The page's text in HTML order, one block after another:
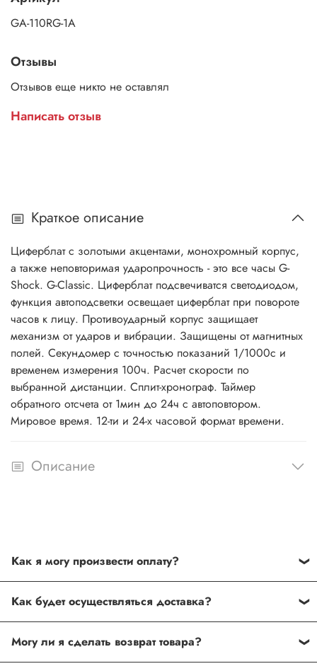
GA-110RG-1A
Отзывы
Отзывов еще никто не оставлял
Написать отзыв
Краткое описание
Циферблат с золотыми акцентами, монохромный корпус,
а также неповторимая ударопрочность - это все часы G-
Shock. G-Classic. Циферблат подсвечиватся светодиодом,
функция автоподсветки освещает циферблат при повороте
часов к лицу. Противоударный корпус защищает
механизм от ударов и вибрации. Защищены от магнитных
полей. Секундомер с точностью показаний 1/1000с и
временем измерения 100ч. Расчет скорости по
выбранной дистанции. Сплит-хронограф. Таймер
обратного отсчета от 1мин до 24ч с автоповтором.
Мировое время. 12-ти и 24-х часовой формат времени.
Описание
Как я могу произвести оплату?
Наличными курьеру в Москве. Оплата после
проверки комплектации товара и его соответствия
заказу. Покупатель имеет право отказаться от оплаты
Как будет осуществляться доставка?
курьер доставит заказ бесплатно. Бесплатная доставка
осуществляется в пределах МКАД по Москве. Так же вы
Могу ли я сделать возврат товара?